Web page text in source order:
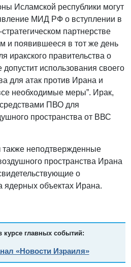
Исламской республики могут
МИД РФ о вступлении в
партнерстве
и появившееся в тот же день
иракского правительства о
использования своего
для атак против Ирана и
необходимые меры”. Ирак,
ПВО для
пространства от ВВС
неподтвержденные
пространства Ирана
о
ядерных объектах Ирана.
курсе главных событий:
«Новости Израиля»